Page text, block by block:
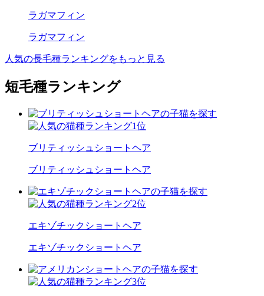
ラガマフィン
ラガマフィン
人気の長毛種ランキングをもっと見る
短毛種ランキング
ブリティッシュショートヘア
ブリティッシュショートヘア
エキゾチックショートヘア
エキゾチックショートヘア